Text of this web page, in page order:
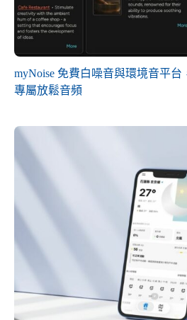
myNoise 免費白噪音與環境音平台
專屬放鬆音頻